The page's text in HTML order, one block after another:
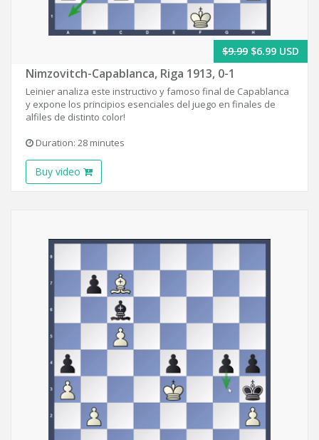
$9.99 $6.99 USD
Nimzovitch-Capablanca, Riga 1913, 0-1
Leinier analiza este instructivo y famoso final de Capablanca
y expone los principios esenciales del juego en finales de
alfiles de distinto color!
Duration: 28 minutes
Buy video